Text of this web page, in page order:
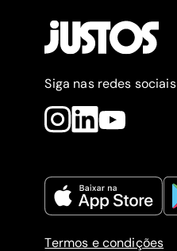
Siga nas redes sociais
Termos e condições